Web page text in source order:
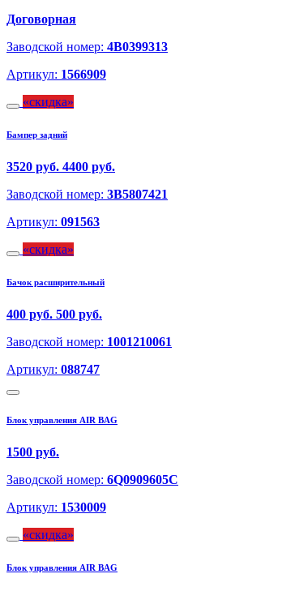
Договорная
Заводской номер: 4B0399313
Артикул: 1566909
скидка
Бампер задний
3520 руб. 4400 руб.
Заводской номер: 3B5807421
Артикул: 091563
скидка
Бачок расширительный
400 руб. 500 руб.
Заводской номер: 1001210061
Артикул: 088747
Блок управления AIR BAG
1500 руб.
Заводской номер: 6Q0909605C
Артикул: 1530009
скидка
Блок управления AIR BAG